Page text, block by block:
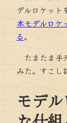
デルロケット
本モデルロケ
る。
たまたま手
みた。すこし
モデ